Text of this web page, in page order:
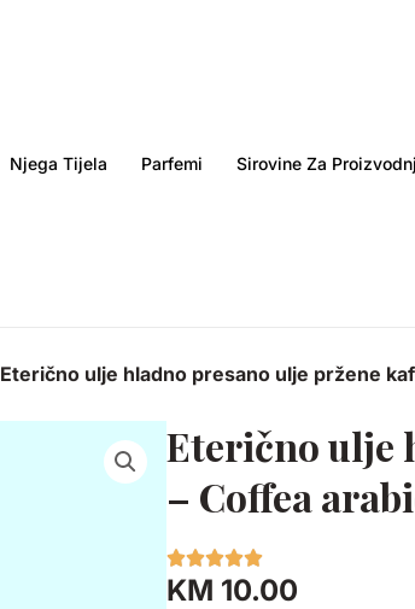
Njega Tijela Parfemi Sirovine Za
Eterično ulje hladno presano ulje pržene
Eterično ulje
– Coffea
KM 10.00